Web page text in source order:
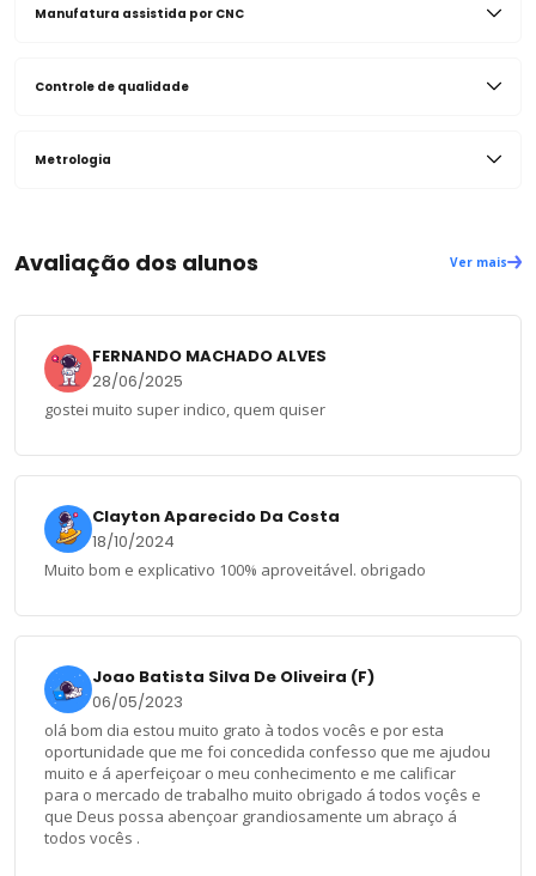
Manufatura assistida por CNC
Controle de qualidade
Metrologia
Avaliação dos alunos Ver mais
FERNANDO MACHADO ALVES
28/06/2025
gostei muito super indico, quem quiser
Clayton Aparecido Da Costa
18/10/2024
Muito bom e explicativo 100% aproveitável. obrigado
Joao Batista Silva De Oliveira (F)
06/05/2023
olá bom dia estou muito grato à todos vocês e por esta
oportunidade que me foi concedida confesso que me ajudou
muito e á aperfeiçoar o meu conhecimento e me calificar
para o mercado de trabalho muito obrigado á todos voçês e
que Deus possa abençoar grandiosamente um abraço á
todos vocês .